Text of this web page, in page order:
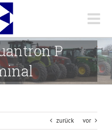
P
zurück vor